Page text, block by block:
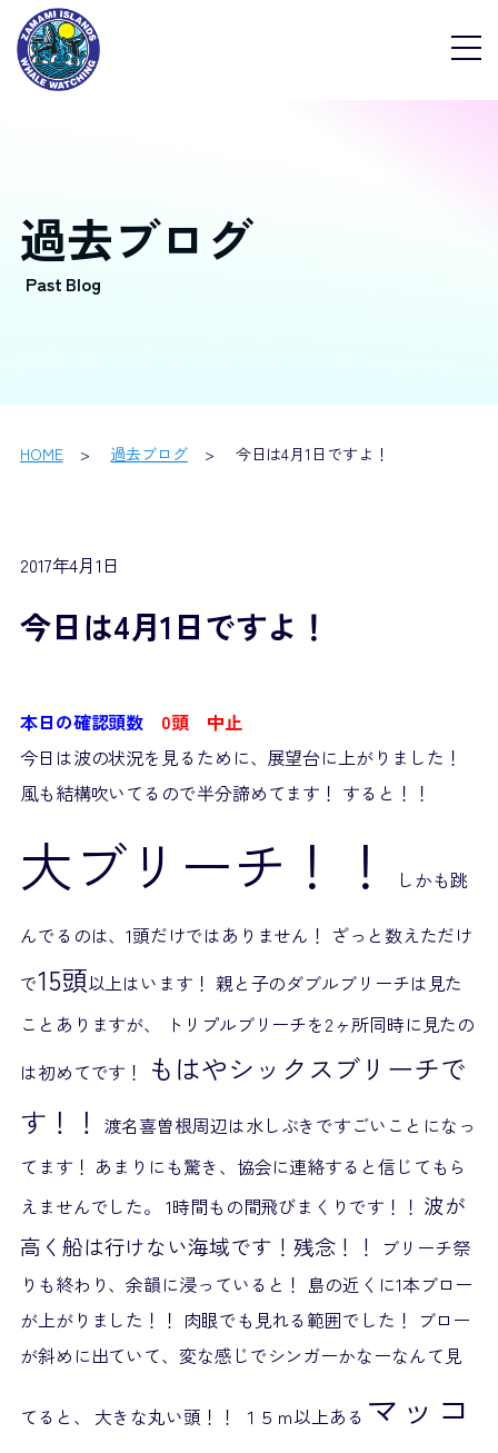
過去ブログ
HOME 過去ブログ 今日は4月1日ですよ！
2017年4月1日
今日は4月1日ですよ！
本日の確認頭数
0頭 中止
今日は波の状況を見るために、展望台に上がりました！
風も結構吹いてるので半分諦めてます！ すると！！
大ブリーチ！！ しかも跳
んでるのは、1頭だけではありません！ ざっと数えただけ
で15頭以上はいます！ 親と子のダブルブリーチは見た
ことありますが、 トリプルブリーチを2ヶ所同時に見たの
は初めてです！
もはやシックスブリーチで
す！！ 渡名喜曽根周辺は水しぶきですごいことになっ
てます！ あまりにも驚き、協会に連絡すると信じてもら
えませんでした。 1時間もの間飛びまくりです！！ 波が
高く船は行けない海域です！残念！！
ブリーチ祭
りも終わり、余韻に浸っていると！ 島の近くに1本ブロー
が上がりました！！ 肉眼でも見れる範囲でした！ ブロー
が斜めに出ていて、変な感じでシンガーかなーなんて見
てると、 大きな丸い頭！！ １５ｍ以上ある マッコ